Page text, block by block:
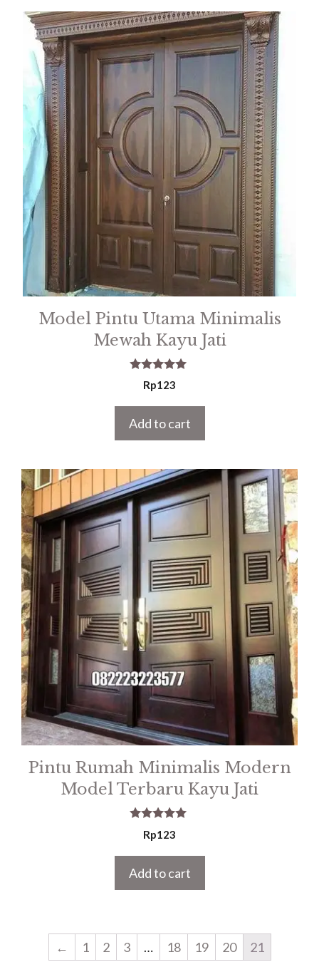
Model Pintu Utama Minimalis
Mewah Kayu Jati
5.00
out of 5
Rp123
Add to cart
Pintu Rumah Minimalis Modern
Model Terbaru Kayu Jati
5.00
out of 5
Rp123
Add to cart
← 1 2 3 … 18 19 20 21